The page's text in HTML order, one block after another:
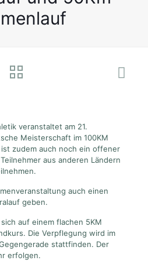
veranstaltet am 21.
Meisterschaft im 100KM
ist zudem auch noch ein offener
aus anderen Ländern
auch einen
geben.
auf einem flachen 5KM
Die Verpflegung wird im
stattfinden. Der
erfolgen.